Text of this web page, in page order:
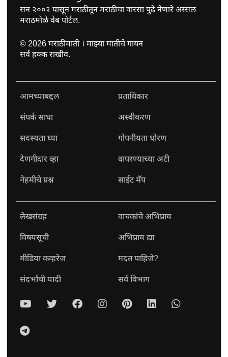
सन २००२ पासून मराठीतून मराठीचा वारसा पुढे नेणारे अस्सल
मराठमोळे वेब पोर्टल.
© 2026मराठीमाती । माझ्या मातीचे गायन
सर्व हक्क राखीव.
आमच्याबद्दल प्रताधिकार
संपर्क साधा अस्वीकरण
सदस्यता घ्या गोपनीयता धोरण
देणगीदार व्हा वापरण्याच्या अटी
नेहमीचे प्रश्न साईट मॅप
लेखसंग्रह वाचकांचे अभिप्राय
विषयसूची अभिप्राय द्या
मीडिया कव्हरेज मदत पाहिजे?
संदर्भांची यादी सर्व विभाग